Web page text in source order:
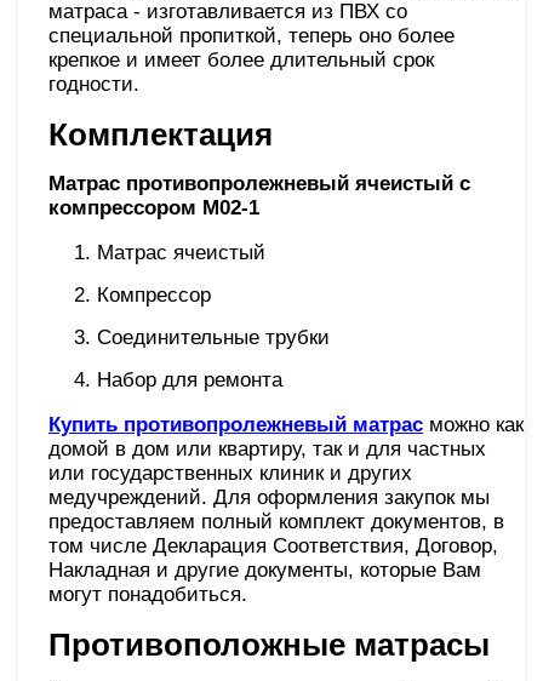
матраса - изготавливается из ПВХ со
специальной пропиткой, теперь оно более
крепкое и имеет более длительный срок
годности.
Комплектация
Матрас противопролежневый ячеистый с
компрессором М02-1
Матрас ячеистый
Компрессор
Соединительные трубки
Набор для ремонта
Купить противопролежневый матрас можно как
домой в дом или квартиру, так и для частных
или государственных клиник и других
медучреждений. Для оформления закупок мы
предоставляем полный комплект документов, в
том числе Декларация Соответствия, Договор,
Накладная и другие документы, которые Вам
могут понадобиться.
Противоположные матрасы